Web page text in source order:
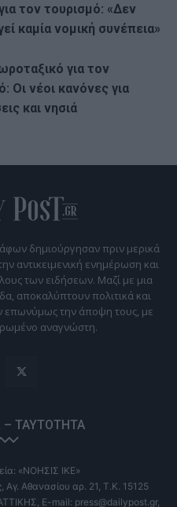
τον τουρισμό: «Δεν
καμία νομική συνέπεια»
για τον
Οι νέοι κανόνες για
και νησιά
δημιούργησαν πριν μερικά
αντικειμενική ενημέρωση και
των ειδήσεων. Μαζί με μια
αποκαλύπτουν πολιτικά και
επωνύμως την άποψη τους, με
αναγνώστη.
– ΤΑΥΤΌΤΗΤΑ
«ΝΟΗΣΙΣ ΙΚΕ»
Αγ. Αθανασίου αρ. 21, Τ.Κ. 15125
E-mail: press@dailypost.gr,